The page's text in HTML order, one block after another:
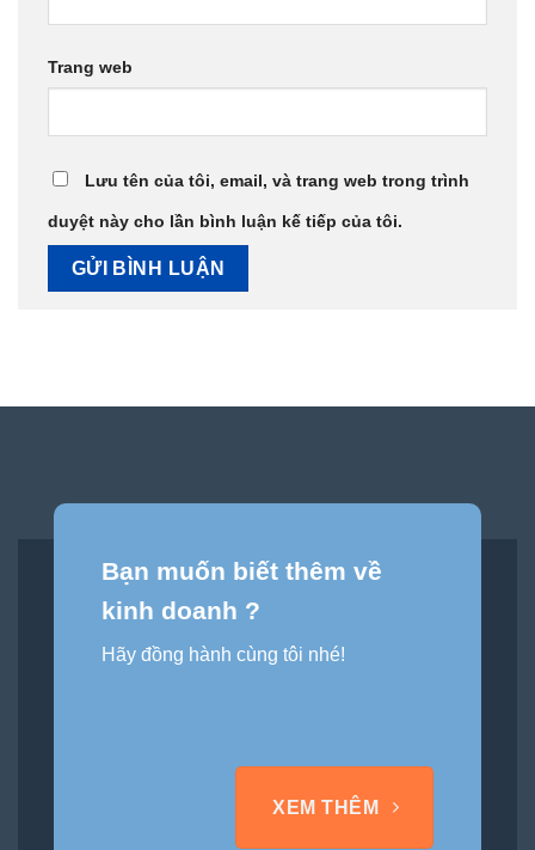
Trang web
Lưu tên của tôi, email, và trang web trong trình
duyệt này cho lần bình luận kế tiếp của tôi.
Bạn muốn biết thêm về
kinh doanh ?
Hãy đồng hành cùng tôi nhé!
XEM THÊM